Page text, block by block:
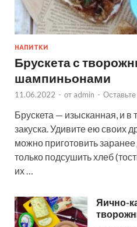
НАПИТКИ
Брускета с
шампиньонами
11.06.2022 - от admin -
Брускета — изысканная, и в
закуска. Удивите ею своих
можно приготовить
только подсушить хлеб
их …
Яично-